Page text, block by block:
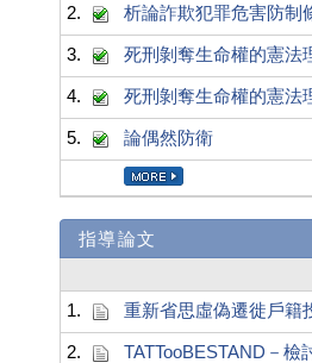
2. 析論詐欺犯罪危害防制
3. 死刑剝奪生命權的憲法
4. 死刑剝奪生命權的憲法
5. 論偶然防衛
指導論文
1.
重新省思虛偽遷徙戶籍
2. TATTooBESTAND－